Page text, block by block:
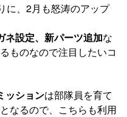
に、2月も怒涛のアップ
ネ設定、新パーツ追加な
ものなので注目したいコ
ッションは部隊員を育て
なるので、こちらも利用